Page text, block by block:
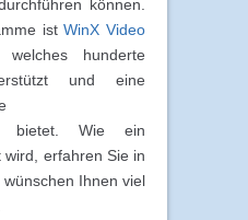
können.
istWinX Video
welches hunderte
und eine
bietet. Wie ein
erfahren Sie in
Ihnen viel